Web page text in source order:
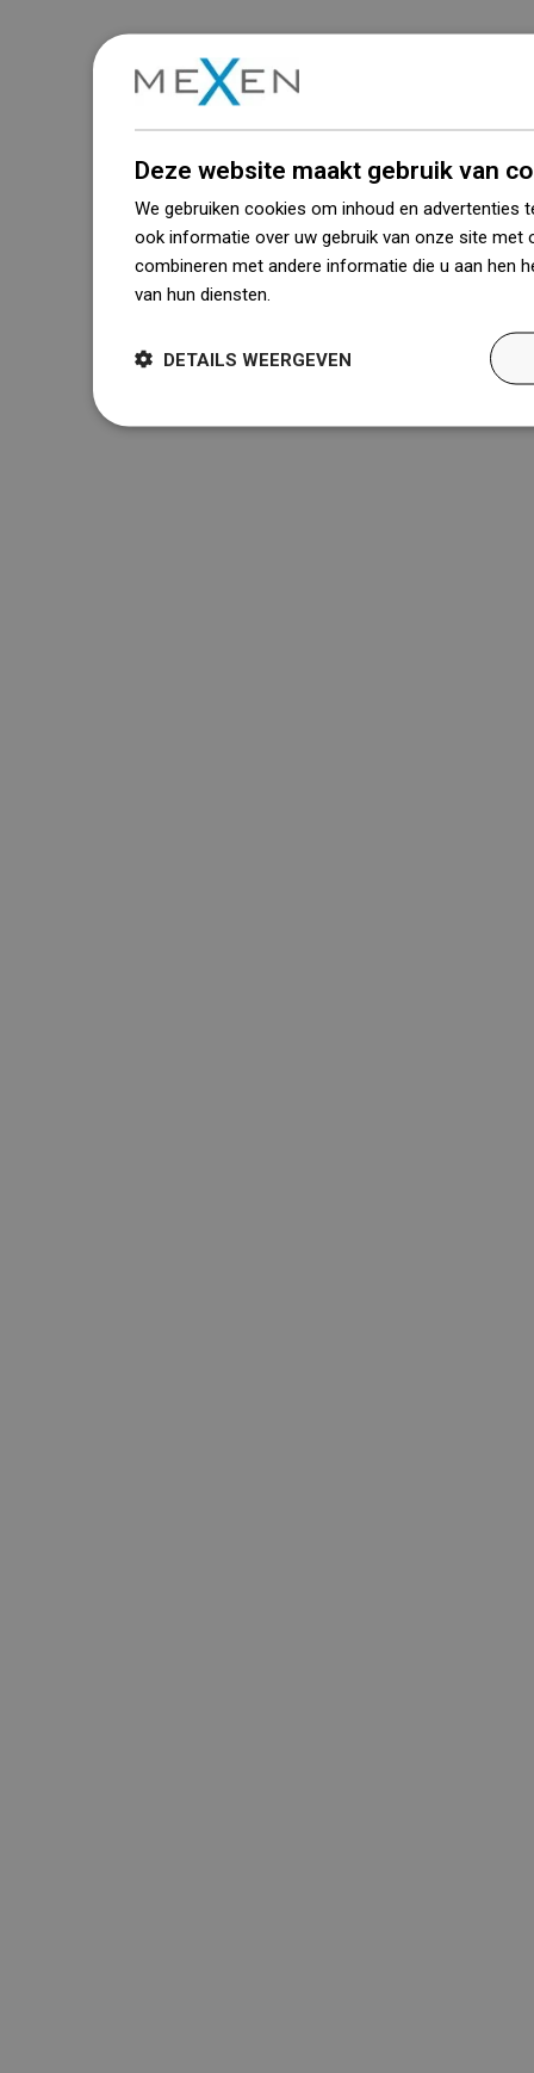
Deze website maakt gebruik van
We gebruiken cookies om inhoud en advertenties
ook informatie over uw gebruik van onze site met
combineren met andere informatie die u aan hen
van hun diensten.
DETAILS WEERGEVEN